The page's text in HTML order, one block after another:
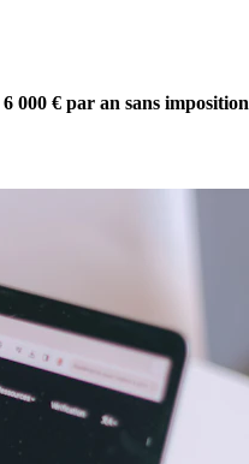
6 000 € par an sans imposition